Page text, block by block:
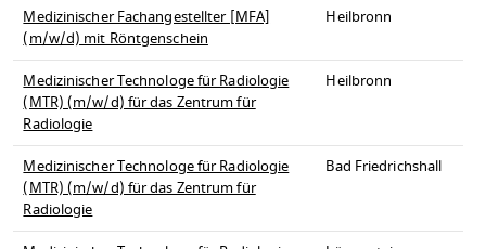
Medizinischer Fachangestellter [MFA]
(m/w/d) mit Röntgenschein
Heilbronn
Medizinischer Technologe für Radiologie
(MTR) (m/w/d) für das Zentrum für
Radiologie
Heilbronn
Medizinischer Technologe für Radiologie
(MTR) (m/w/d) für das Zentrum für
Radiologie
Bad Friedrichshall